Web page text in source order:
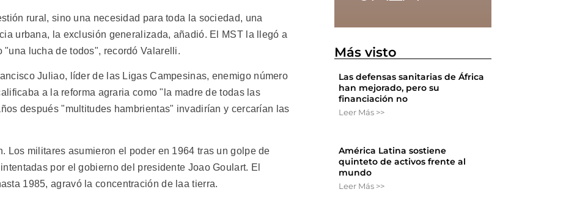
rural, sino una necesidad para toda la sociedad, una
urbana, la exclusión generalizada, añadió. El MST la llegó a
lucha de todos", recordó Valarelli.
Juliao, líder de las Ligas Campesinas, enemigo número
a la reforma agraria como "la madre de todas las
después "multitudes hambrientas" invadirían y cercarían las
Los militares asumieron el poder en 1964 tras un golpe de
por el gobierno del presidente Joao Goulart. El
1985, agravó la concentración de laa tierra.
Más visto
Las defensas sanitarias de África
han mejorado, pero su
financiación no
Leer Más >>
América Latina sostiene
quinteto de activos frente al
mundo
Leer Más >>